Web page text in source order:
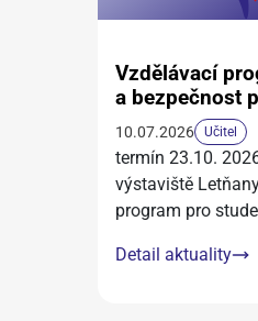
Vzdělávací
a bezpečnost
10.07.2026 Učitel
termín 23.10.
výstaviště
program pro
Detail aktuality